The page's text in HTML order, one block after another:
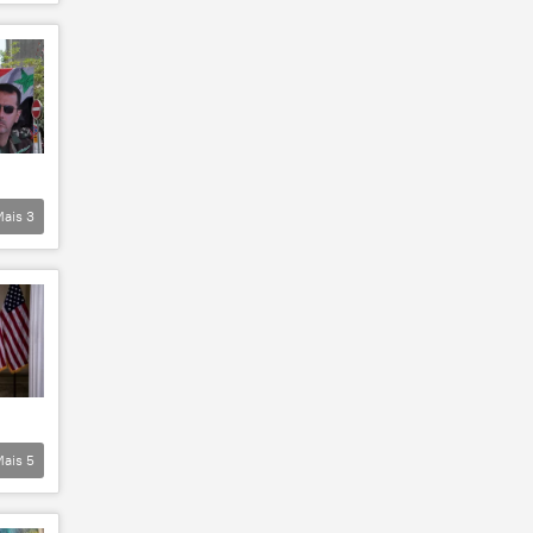
3
5